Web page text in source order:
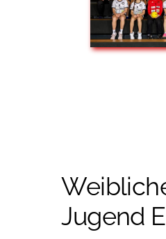
Jugend E